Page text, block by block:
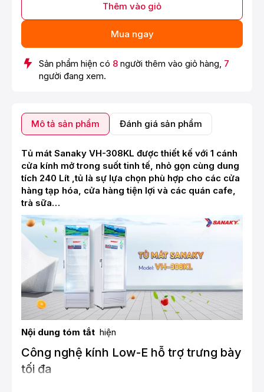
Thêm vào giỏ
Mua ngay
Sản phẩm hiện có 8 người thêm vào giỏ hàng, 7
người đang xem.
Mô tả sản phẩm Đánh giá sản phẩm
Tủ mát Sanaky VH-308KL được thiết kế với 1 cánh
cửa kính mở trong suốt tinh tế, nhỏ gọn cùng dung
tích 240 Lít ,tủ là sự lựa chọn phù hợp cho các cửa
hàng tạp hóa, cửa hàng tiện lợi và các quán cafe,
trà sữa…
Nội dung tóm tắt hiện
Công nghệ kính Low-E hỗ trợ trưng bày
tối đa